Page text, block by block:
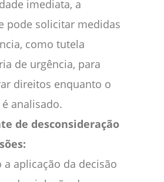
imediata, a
pode solicitar medidas
como tutela
de urgência, para
direitos enquanto o
analisado.
de desconsideração
a aplicação da decisão